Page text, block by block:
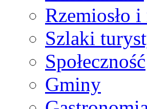
Rzemiosło
Szlaki
Społeczność
Gminy